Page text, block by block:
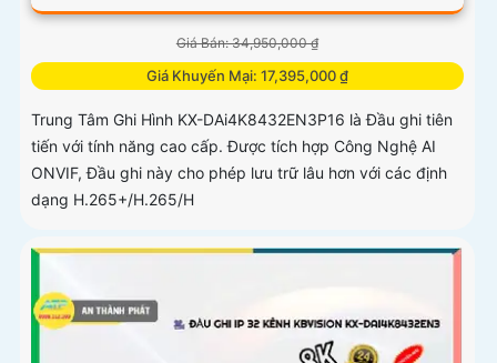
Giá Bán: 34,950,000 ₫
Giá Khuyến Mại: 17,395,000 ₫
Trung Tâm Ghi Hình KX-DAi4K8432EN3P16 là Đầu ghi tiên
tiến với tính năng cao cấp. Được tích hợp Công Nghệ AI
ONVIF, Đầu ghi này cho phép lưu trữ lâu hơn với các định
dạng H.265+/H.265/H